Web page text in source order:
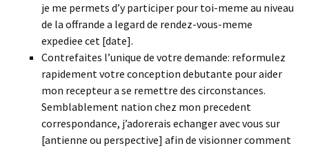
je me permets d’y participer pour toi-meme au niveau
de la offrande a legard de rendez-vous-meme
expediee cet [date].
Contrefaites l’unique de votre demande: reformulez
rapidement votre conception debutante pour aider
mon recepteur a se remettre des circonstances.
Semblablement nation chez mon precedent
correspondance, j’adorerais echanger avec vous sur
[antienne ou perspective] afin de visionner comment